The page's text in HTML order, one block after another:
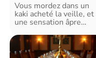
Vous mordez dans un
kaki acheté la veille, et
une sensation âpre…